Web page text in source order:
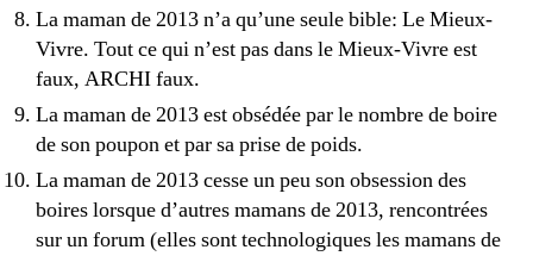
La maman de 2013 n’a qu’une seule bible: Le Mieux-
Vivre. Tout ce qui n’est pas dans le Mieux-Vivre est
faux, ARCHI faux.
La maman de 2013 est obsédée par le nombre de boire
de son poupon et par sa prise de poids.
La maman de 2013 cesse un peu son obsession des
boires lorsque d’autres mamans de 2013, rencontrées
sur un forum (elles sont technologiques les mamans de